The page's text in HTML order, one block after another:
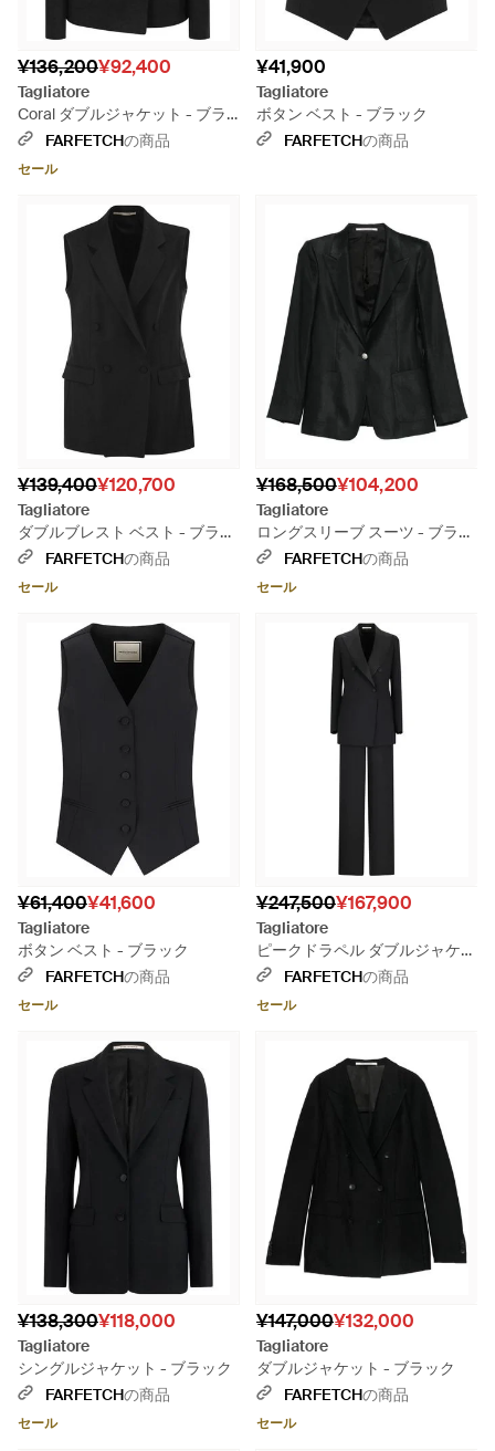
¥136,200¥92,400
Tagliatore
Coral ダブルジャケット - ブラ
ックFARFETCHの商品
セール
¥41,900
Tagliatore
ボタン ベスト - ブラック
FARFETCHの商品
¥139,400¥120,700
Tagliatore
ダブルブレスト ベスト - ブラッ
ク
FARFETCHの商品
セール
¥168,500¥104,200
Tagliatore
ロングスリーブ スーツ - ブラッ
ク
FARFETCHの商品
セール
¥61,400¥41,600
Tagliatore
ボタン ベスト - ブラック
FARFETCHの商品
セール
¥247,500¥167,900
Tagliatore
ピークドラペル ダブルジャケッ
ト - ブラック
FARFETCHの商品
セール
¥138,300¥118,000
Tagliatore
シングルジャケット - ブラック
FARFETCHの商品
セール
¥147,000¥132,000
Tagliatore
ダブルジャケット - ブラック
FARFETCHの商品
セール